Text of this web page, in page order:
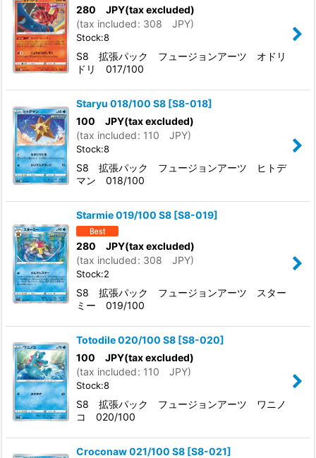
280 JPY(tax excluded)
(tax included: 308 JPY)
Stock:8
S8 拡張パック フュージョンアーツ オドリ
ドリ 017/100
Staryu 018/100 S8 [S8-018]
100 JPY(tax excluded)
(tax included: 110 JPY)
Stock:8
S8 拡張パック フュージョンアーツ ヒトデ
マン 018/100
Starmie 019/100 S8 [S8-019]
280 JPY(tax excluded)
(tax included: 308 JPY)
Stock:2
S8 拡張パック フュージョンアーツ スター
ミー 019/100
Totodile 020/100 S8 [S8-020]
100 JPY(tax excluded)
(tax included: 110 JPY)
Stock:8
S8 拡張パック フュージョンアーツ ワニノ
コ 020/100
Croconaw 021/100 S8 [S8-021]